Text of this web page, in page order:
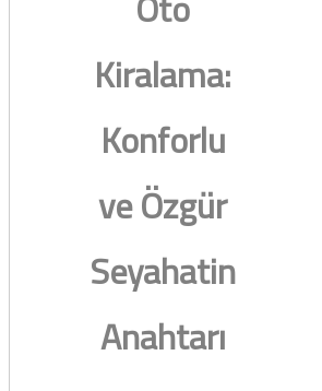
Kiralama:
Konforlu
ve Özgür
Seyahatin
Anahtarı